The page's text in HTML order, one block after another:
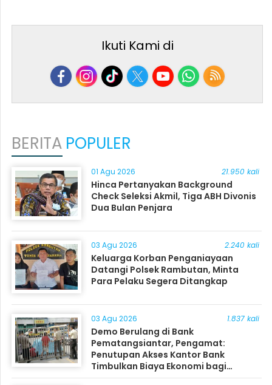
Ikuti Kami di
BERITA POPULER
01 Agu 2026 21.950 kali
Hinca Pertanyakan Background
Check Seleksi Akmil, Tiga ABH Divonis
Dua Bulan Penjara
03 Agu 2026 2.240 kali
Keluarga Korban Penganiayaan
Datangi Polsek Rambutan, Minta
Para Pelaku Segera Ditangkap
03 Agu 2026 1.837 kali
Demo Berulang di Bank
Pematangsiantar, Pengamat:
Penutupan Akses Kantor Bank
Timbulkan Biaya Ekonomi bagi
Masyarakat